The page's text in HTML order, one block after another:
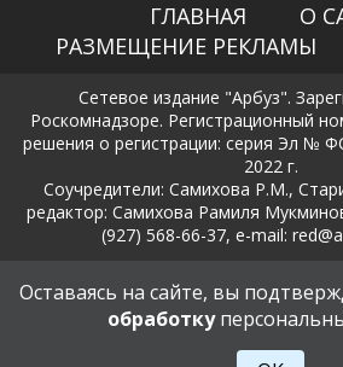
ГЛАВНАЯ
О
РАЗМЕЩЕНИЕ РЕКЛАМЫ
Сетевое издание "Арбуз".
Роскомнадзоре. Регистрационный
решения о регистрации: серия Эл №
2022 г.
Соучредители: Самихова Р.М.,
редактор: Самихова Рамиля
(927) 568-66-37, e-mail:
Политика в отношении обработки и
данных
18+
Оставаясь на сайте, вы
обработку